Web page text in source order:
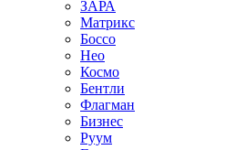
ЗАРА
Матрикс
Боссо
Нео
Космо
Бентли
Флагман
Бизнес
Руум